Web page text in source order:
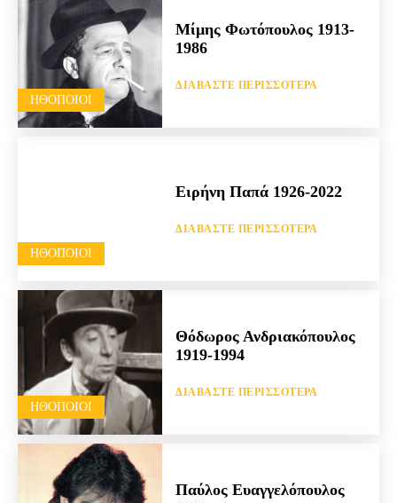
HΘΟΠΟΙΟΊ
Μίμης Φωτόπουλος 1913-
1986
ΔΙΑΒΆΣΤΕ ΠΕΡΙΣΣΌΤΕΡΑ
HΘΟΠΟΙΟΊ
Ειρήνη Παπά 1926-2022
ΔΙΑΒΆΣΤΕ ΠΕΡΙΣΣΌΤΕΡΑ
HΘΟΠΟΙΟΊ
Θόδωρος Ανδριακόπουλος
1919-1994
ΔΙΑΒΆΣΤΕ ΠΕΡΙΣΣΌΤΕΡΑ
Παύλος Ευαγγελόπουλος